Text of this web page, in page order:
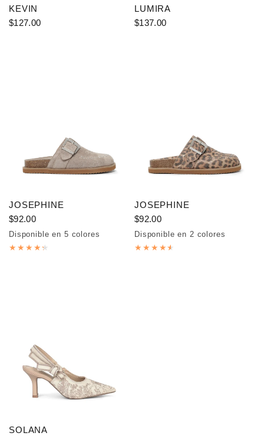
KEVIN
$127.00
LUMIRA
$137.00
JOSEPHINE
$92.00
GreyCamel
Beige
BlueTaupe
Disponible en 5 colores
JOSEPHINE
$92.00
Leopard
Cow
Disponible en 2 colores
SOLANA